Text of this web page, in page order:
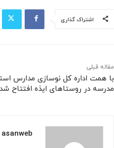
اشتراک گذاری
مقاله قبلی
با همت اداره کل نوسازی مدارس
مدرسه در روستاهای ایذه افتتاح شد
asanweb